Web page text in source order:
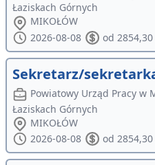
Łaziskach Górnych
MIKOŁÓW
2026-08-08
od 2854,30
Sekretarz/
Powiatowy Urząd Pracy w
Łaziskach Górnych
MIKOŁÓW
2026-08-08
od 2854,30